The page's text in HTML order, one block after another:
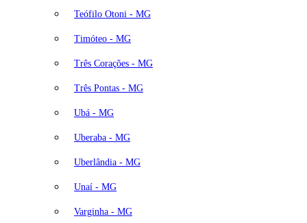
Teófilo Otoni - MG
Timóteo - MG
Três Corações - MG
Três Pontas - MG
Ubá - MG
Uberaba - MG
Uberlândia - MG
Unaí - MG
Varginha - MG